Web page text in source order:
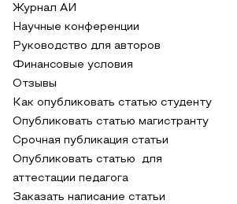
Журнал АИ
Научные конференции
Руководство для авторов
Финансовые условия
Отзывы
Как опубликовать статью студенту
Опубликовать статью магистранту
Срочная публикация статьи
Опубликовать статью для
аттестации педагога
Заказать написание статьи